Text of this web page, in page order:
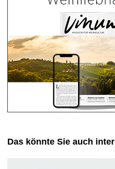
Das könnte Sie auch